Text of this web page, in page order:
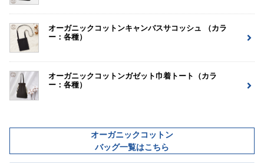
オーガニックコットンキャンバスサコッシュ （カラ
ー：各種）
オーガニックコットンガゼット巾着トート（カラ
ー：各種）
オーガニックコットン
バッグ一覧はこちら